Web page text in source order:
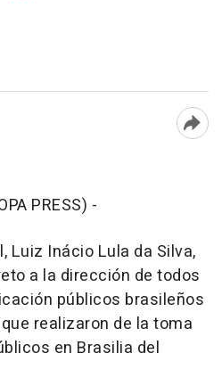
PRESS) -
Luiz Inácio Lula da Silva,
a la dirección de todos
públicos brasileños
realizaron de la toma
en Brasilia del